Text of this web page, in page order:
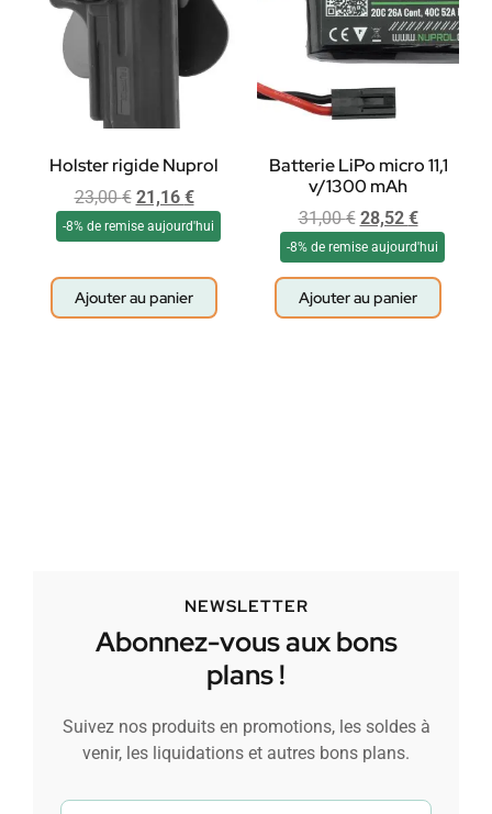
Holster rigide Nuprol
23,00€ 21,16 €
-8% de remise aujourd'hui
Ajouter au panier
Batterie LiPo micro 11,1
v/1300 mAh
31,00€ 28,52 €
-8% de remise aujourd'hui
Ajouter au panier
NEWSLETTER
Abonnez-vous aux bons
plans !
Suivez nos produits en promotions, les soldes à
venir, les liquidations et autres bons plans.